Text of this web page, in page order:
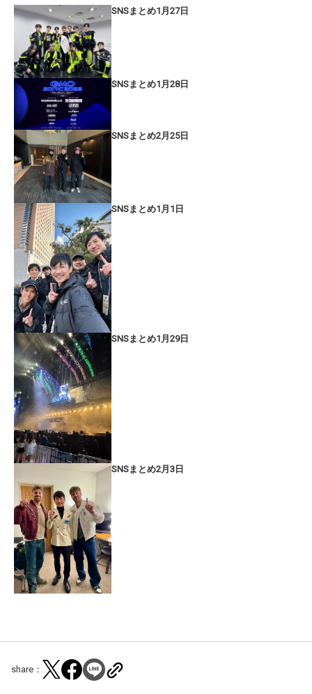
SNSまとめ1月27日
SNSまとめ1月28日
SNSまとめ2月25日
SNSまとめ1月1日
SNSまとめ1月29日
SNSまとめ2月3日
share：